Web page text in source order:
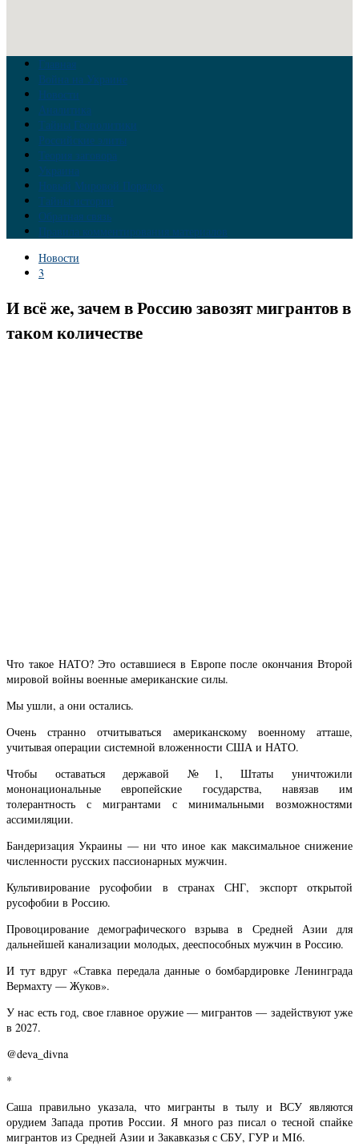
Главная
Война на Украине
Новости
Аналитика
Тайны Геополитики
Российские элиты
Теория заговора
Украина
Новый Мировой Порядок
Тайны истории
Обратная связь
Правила комментирования материалов
Новости
3
И всё же, зачем в Россию завозят мигрантов в
таком количестве
Что такое НАТО? Это оставшиеся в Европе после окончания Второй
мировой войны военные американские силы.
Мы ушли, а они остались.
Очень странно отчитываться американскому военному атташе,
учитывая операции системной вложенности США и НАТО.
Чтобы оставаться державой №1, Штаты уничтожили
мононациональные европейские государства, навязав им
толерантность с мигрантами с минимальными возможностями
ассимиляции.
Бандеризация Украины — ни что иное как максимальное снижение
численности русских пассионарных мужчин.
Культивирование русофобии в странах СНГ, экспорт открытой
русофобии в Россию.
Провоцирование демографического взрыва в Средней Азии для
дальнейшей канализации молодых, дееспособных мужчин в Россию.
И тут вдруг «Ставка передала данные о бомбардировке Ленинграда
Вермахту — Жуков».
У нас есть год, свое главное оружие — мигрантов — задействуют уже
в 2027.
@deva_divna
*
Саша правильно указала, что мигранты в тылу и ВСУ являются
орудием Запада против России. Я много раз писал о тесной спайке
мигрантов из Средней Азии и Закавказья с СБУ, ГУР и MI6.